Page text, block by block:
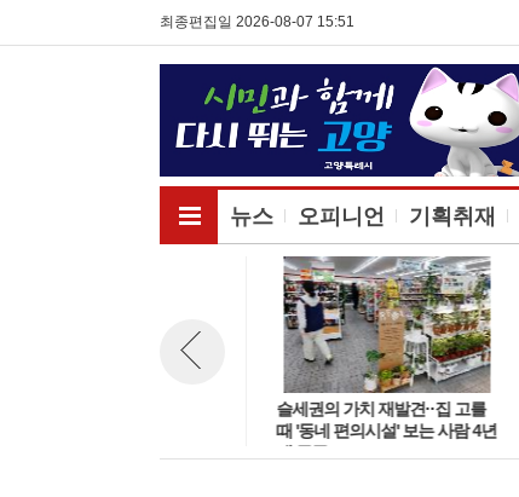
최종편집일 2026-08-07 15:51
뉴스 오피니언 기획취재
전체메뉴보기
슬세권의 가치 재발견··집 고를
때 '동네 편의시설' 보는 사람 4년
새 급증